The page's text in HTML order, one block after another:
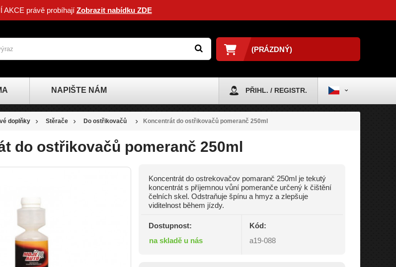
AKCE právě probíhají Zobrazit nabídku ZDE
(PRÁZDNÝ)
NAPIŠTE NÁM PŘIHL. / REGISTR.
doplňky Stěrače Do ostřikovačů Koncentrát do ostřikovačů pomeranč 250ml
do ostřikovačů pomeranč 250ml
Koncentrát do ostrekovačov pomaranč 250ml je tekutý
koncentrát s příjemnou vůní pomeranče určený k čištění
čelních skel. Odstraňuje špínu a hmyz a zlepšuje
viditelnost během jízdy.
Dostupnost:
na skladě u nás
Kód:
a19-088